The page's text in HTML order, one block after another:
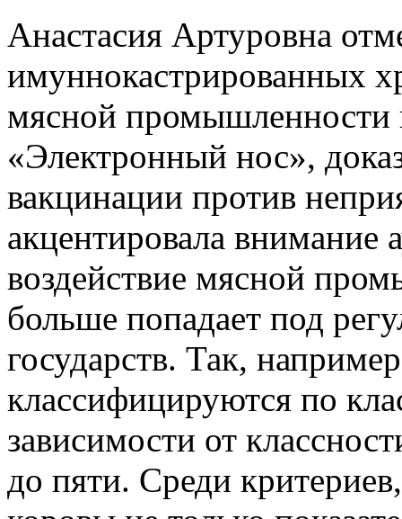
Анастасия Артуровна
имуннокастрированных
мясной
«Электронный нос»,
вакцинации против
акцентировала внимание
воздействие мясной
больше попадает под
государств. Так,
классифицируются по
зависимости от
до пяти. Среди